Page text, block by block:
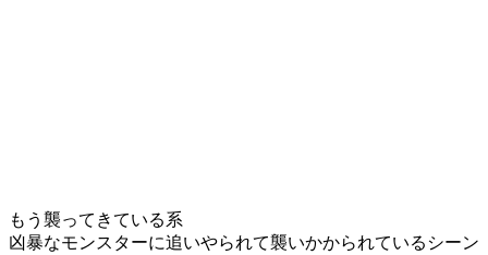
もう襲ってきている系
凶暴なモンスターに追いやられて襲いかかられているシーン